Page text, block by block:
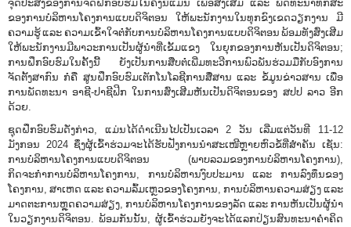
ຈຸດປະສົງຂອງການຈັດຝຶກອົບຮົມໃນຄັ້ງນີ້ແມ່ນ ເພື່ອສົ່ງເສີມ ແລະ ພັດທະນາທັກສະ
ຂອງການບໍລິຫານໂຄງການແບບດິຈິຕອນ ໃຫ້ພະນັກງານໃນທຸກຂົງເຂດວຽກງານ ມີ
ຄວາມຮູ້ ແລະ ຄວາມເຂົ້າໃຈຕໍ່ກັບການບໍລິຫານໂຄງການແບບດິຈິຕອນ ພ້ອມທັງສົ່ງເສີມ
ໃຫ້ພະນັກງານມີພາວະການເປັນຜູ້ນຳທີ່ເຂັ້ມແຂງ ໃນຍຸກຂອງການຫັນເປັນດິຈິຕອນ;
ການຝຶກອົບຮົມໃນຄັ້ງນີ້ ຍັງເປັນການສືບຕໍ່ເພີ່ມທະວີການພົວພັນຮ່ວມມືກັບອົງການ
ຈັດຕັ້ງສາກົນ ກໍຄື ສູນຝຶກອົບຮົມເຕັກໂນໂລຊີການສື່ສານ ແລະ ຂໍ້ມູນຂ່າວສານ ເພື່ອ
ການພັດທະນາ ອາຊີ-ປາຊີຟິກ ໃນການສົ່ງເສີມຫັນເປັນດິຈິຕອນຂອງ ສປປ ລາວ ອີກ
ດ້ວຍ.
ຊຸດຝຶກອົບຮົມດັ່ງກ່າວ, ແມ່ນໄດ້ດຳເນີນໄປເປັນເວລາ 2 ວັນ ເລີ່ມແຕ່ວັນທີ 11-12
ມັງກອນ 2024 ຊຶ່ງຜູ້ເຂົ້າຮ່ວມຈະໄດ້ຮັບຟັງການນໍາສະເໜີຫຼາຍຫົວຂໍ້ທີ່ສໍາຄັນ ເຊັ່ນ:
ການບໍລິຫານໂຄງການແບບດິຈິຕອນ (ພາບລວມຂອງການບໍລິຫານໂຄງການ),
ກິດຈະກຳການບໍລິຫານໂຄງການ, ການບໍລິຫານງົບປະມານ ແລະ ການລົງທຶນຂອງ
ໂຄງການ, ສາເຫດ ແລະ ຄວາມລົ້ມເຫຼວຂອງໂຄງການ, ການບໍລິຫານຄວາມສ່ຽງ ແລະ
ມາດຕະການຫຼຸດຄວາມສ່ຽງ, ການບໍລິຫານໂຄງການຂອງລັດ ແລະ ການຫັນເປັນຜູ້ນໍາ
ໃນວຽກງານດິຈິຕອນ. ພ້ອມກັນນັ້ນ, ຜູ້ເຂົ້າຮ່ວມຍັງຈະໄດ້ແລກປ່ຽນສົນທະນາຄໍາຄິດ